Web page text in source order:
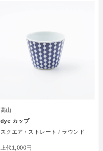
高山
dye カップ
スクエア / ストレート / ラウンド
上代1,000円